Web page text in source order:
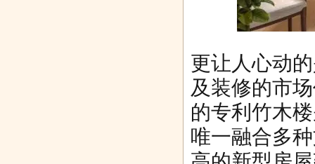
更让人心动
及装修的市
的专利竹木
唯一融合多